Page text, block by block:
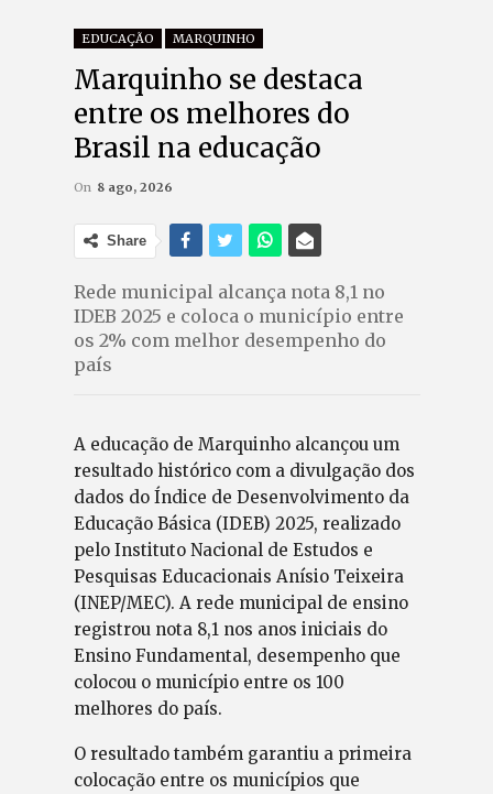
EDUCAÇÃO MARQUINHO
Marquinho se destaca
entre os melhores do
Brasil na educação
On 8 ago, 2026
Share
Rede municipal alcança nota 8,1 no
IDEB 2025 e coloca o município entre
os 2% com melhor desempenho do
país
A educação de Marquinho alcançou um
resultado histórico com a divulgação dos
dados do Índice de Desenvolvimento da
Educação Básica (IDEB) 2025, realizado
pelo Instituto Nacional de Estudos e
Pesquisas Educacionais Anísio Teixeira
(INEP/MEC). A rede municipal de ensino
registrou nota 8,1 nos anos iniciais do
Ensino Fundamental, desempenho que
colocou o município entre os 100
melhores do país.
O resultado também garantiu a primeira
colocação entre os municípios que